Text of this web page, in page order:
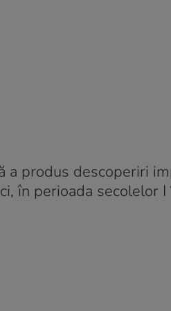
a produs descoperiri
în perioada secolelor I